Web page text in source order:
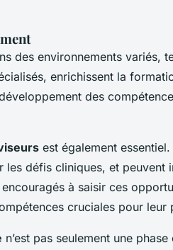
des environnements variés,
enrichissent la
des
est également
les défis cliniques, et peuvent
à saisir ces
cruciales pour leur
n’est pas seulement une